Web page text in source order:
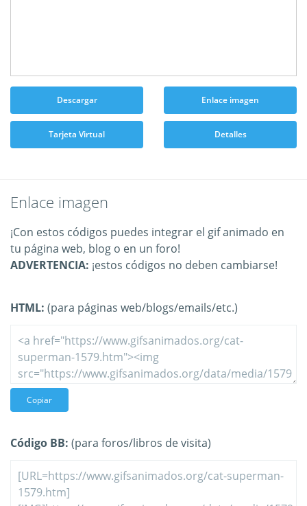
Descargar Enlace imagen
Tarjeta Virtual Detalles
Enlace imagen
¡Con estos códigos puedes integrar el gif animado en
tu página web, blog o en un foro!
ADVERTENCIA: ¡estos códigos no deben cambiarse!
HTML: (para páginas web/blogs/emails/etc.)
Copiar
Código BB: (para foros/libros de visita)